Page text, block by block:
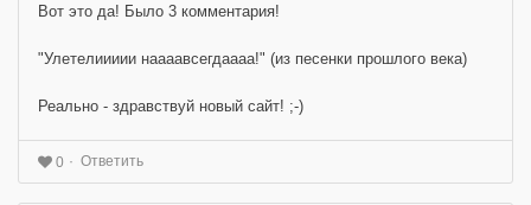
Вот это да! Было 3 комментария!
"Улетелиииии наааавсегдаааа!" (из песенки прошлого века)
Реально - здравствуй новый сайт! ;-)
0 Ответить